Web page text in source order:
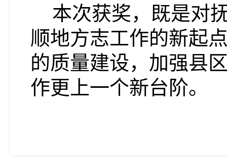
本次获奖，既是对
顺地方志工作的新起
的质量建设，加强县
作更上一个新台阶。